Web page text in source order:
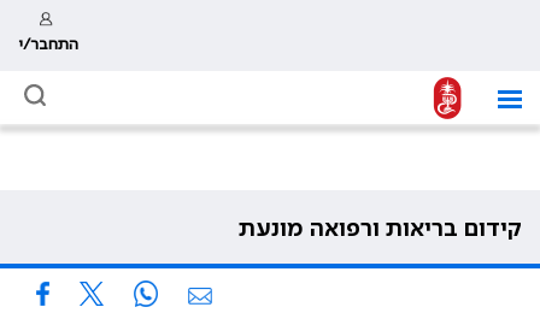
התחבר/י
קידום בריאות ורפואה מונעת